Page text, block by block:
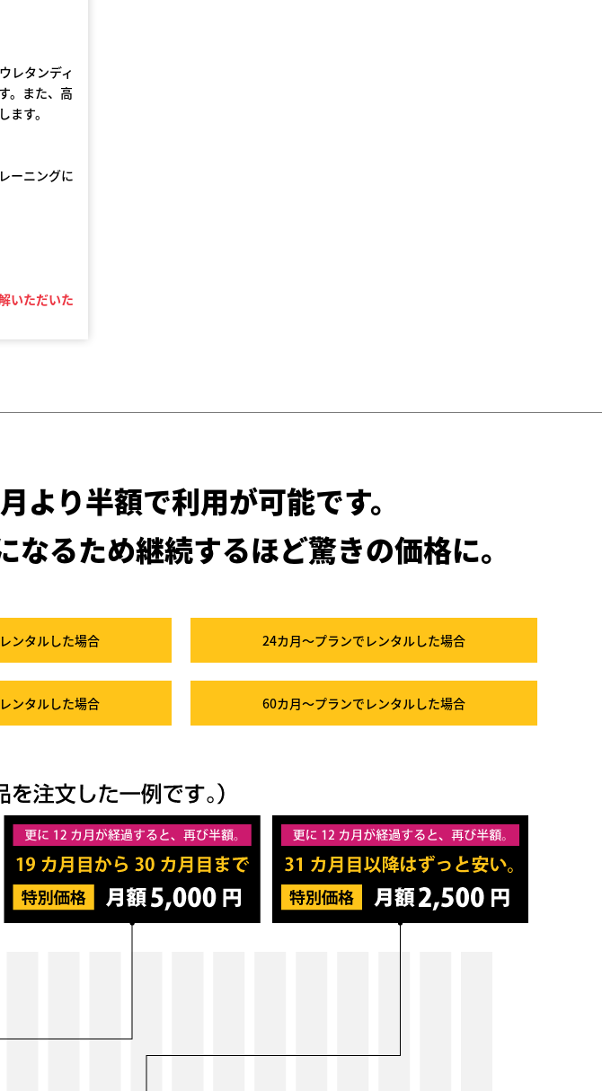
レタンディ
。また、高
す。
ーニングに
いただいた
より半額で利用が可能です。
なるため継続するほど驚きの価格に。
ンタルした場合 24カ月～プランでレンタルした場合
ンタルした場合 60カ月～プランでレンタルした場合